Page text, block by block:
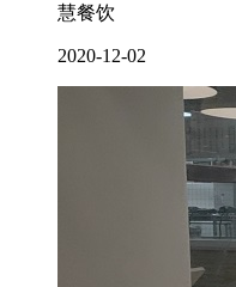
慧餐饮
2020-12-02